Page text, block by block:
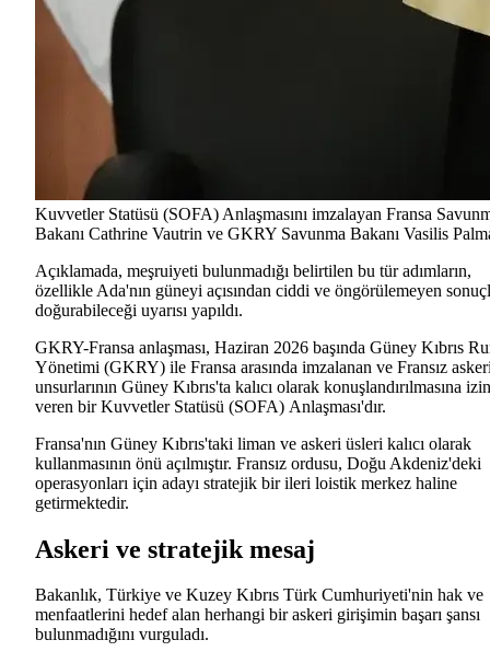
Kuvvetler Statüsü (SOFA) Anlaşmasını imzalayan Fransa
Bakanı Cathrine Vautrin ve GKRY Savunma Bakanı Vasilis
Açıklamada, meşruiyeti bulunmadığı belirtilen bu tür adımların,
özellikle Ada'nın güneyi açısından ciddi ve öngörülemeyen
doğurabileceği uyarısı yapıldı.
GKRY-Fransa anlaşması, Haziran 2026 başında Güney Kıbrıs
Yönetimi (GKRY) ile Fransa arasında imzalanan ve Fransız
unsurlarının Güney Kıbrıs'ta kalıcı olarak konuşlandırılmasına izin
veren bir Kuvvetler Statüsü (SOFA) Anlaşması'dır.
Fransa'nın Güney Kıbrıs'taki liman ve askeri üsleri kalıcı olarak
kullanmasının önü açılmıştır. Fransız ordusu, Doğu Akdeniz'deki
operasyonları için adayı stratejik bir ileri loistik merkez haline
getirmektedir.
Askeri ve stratejik mesaj
Bakanlık, Türkiye ve Kuzey Kıbrıs Türk Cumhuriyeti'nin hak ve
menfaatlerini hedef alan herhangi bir askeri girişimin başarı şansı
bulunmadığını vurguladı.